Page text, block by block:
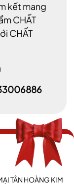
kết mang
CHẤT
CHẤT
TÂN HOÀNG KIM